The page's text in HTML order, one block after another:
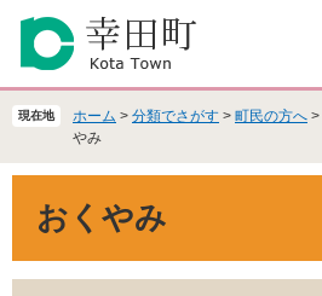
の
で
ー
ば
文
現在地 ホーム > 分類でさがす > 町民の方へ >
やみ
おくやみ